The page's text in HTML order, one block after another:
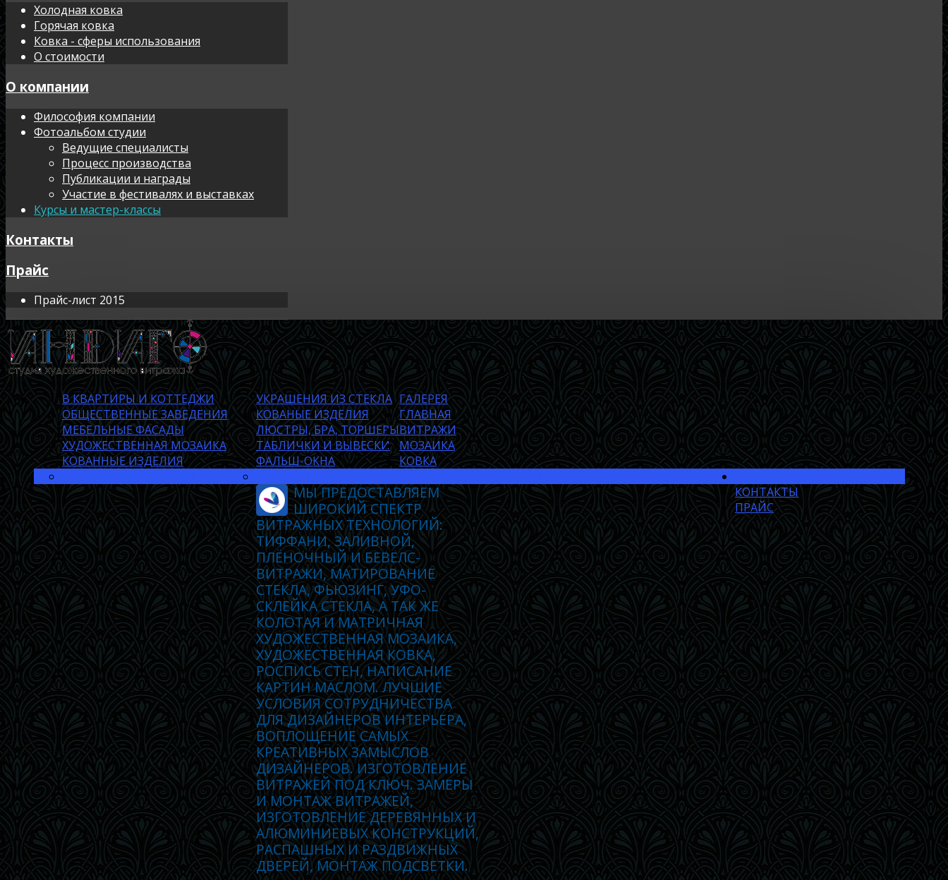
Холодная ковка
Горячая ковка
Ковка - сферы использования
О стоимости
О компании
Философия компании
Фотоальбом студии
Ведущие специалисты
Процесс производства
Публикации и награды
Участие в фестивалях и выставках
Курсы и мастер-классы
Контакты
Прайс
Прайс-лист 2015
ГАЛЕРЕЯ
В КВАРТИРЫ И КОТТЕДЖИ
ОБЩЕСТВЕННЫЕ ЗАВЕДЕНИЯ
МЕБЕЛЬНЫЕ ФАСАДЫ
ХУДОЖЕСТВЕННАЯ МОЗАИКА
КОВАННЫЕ ИЗДЕЛИЯ
УКРАШЕНИЯ ИЗ СТЕКЛА
КОВАНЫЕ ИЗДЕЛИЯ
ЛЮСТРЫ, БРА, ТОРШЕРЫ
ТАБЛИЧКИ И ВЫВЕСКИ
ФАЛЬШ-ОКНА
ГЛАВНАЯ
ВИТРАЖИ
МЫ ПРЕДОСТАВЛЯЕМ
ШИРОКИЙ СПЕКТР
ВИТРАЖНЫХ ТЕХНОЛОГИЙ:
ТИФФАНИ, ЗАЛИВНОЙ,
ПЛЁНОЧНЫЙ И БЕВЕЛС-
ВИТРАЖИ, МАТИРОВАНИЕ
СТЕКЛА, ФЬЮЗИНГ, УФО-
СКЛЕЙКА СТЕКЛА, А ТАК ЖЕ
КОЛОТАЯ И МАТРИЧНАЯ
ХУДОЖЕСТВЕННАЯ МОЗАИКА,
ХУДОЖЕСТВЕННАЯ КОВКА,
РОСПИСЬ СТЕН, НАПИСАНИЕ
КАРТИН МАСЛОМ. ЛУЧШИЕ
УСЛОВИЯ СОТРУДНИЧЕСТВА
ДЛЯ ДИЗАЙНЕРОВ ИНТЕРЬЕРА,
ВОПЛОЩЕНИЕ САМЫХ
КРЕАТИВНЫХ ЗАМЫСЛОВ
ДИЗАЙНЕРОВ. ИЗГОТОВЛЕНИЕ
ВИТРАЖЕЙ ПОД КЛЮЧ. ЗАМЕРЫ
И МОНТАЖ ВИТРАЖЕЙ,
ИЗГОТОВЛЕНИЕ ДЕРЕВЯННЫХ И
АЛЮМИНИЕВЫХ КОНСТРУКЦИЙ,
РАСПАШНЫХ И РАЗДВИЖНЫХ
ДВЕРЕЙ, МОНТАЖ ПОДСВЕТКИ.
МОЗАИКА
КОВКА
КОНТАКТЫ
ПРАЙС